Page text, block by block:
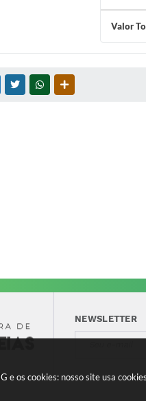
e os cookies: nosso site usa
Valor
MESSENGER
TWITTERWHATSAPP
NEWSLETTER